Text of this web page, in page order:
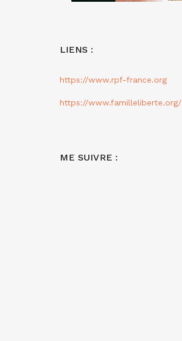
LIENS :
https://www.rpf-france.org
https://www.familleliberte.org/
ME SUIVRE :